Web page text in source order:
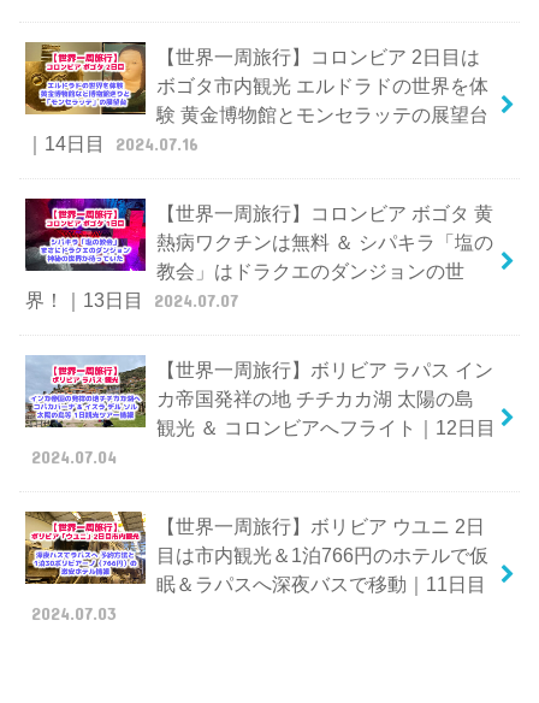
【世界一周旅行】コロンビア 2日目は
ボゴタ市内観光 エルドラドの世界を体
験 黄金博物館とモンセラッテの展望台
｜14日目
2024.07.16
【世界一周旅行】コロンビア ボゴタ 黄
熱病ワクチンは無料 ＆ シパキラ「塩の
教会」はドラクエのダンジョンの世
界！｜13日目
2024.07.07
【世界一周旅行】ボリビア ラパス イン
カ帝国発祥の地 チチカカ湖 太陽の島
観光 ＆ コロンビアへフライト｜12日目
2024.07.04
【世界一周旅行】ボリビア ウユニ 2日
目は市内観光＆1泊766円のホテルで仮
眠＆ラパスへ深夜バスで移動｜11日目
2024.07.03